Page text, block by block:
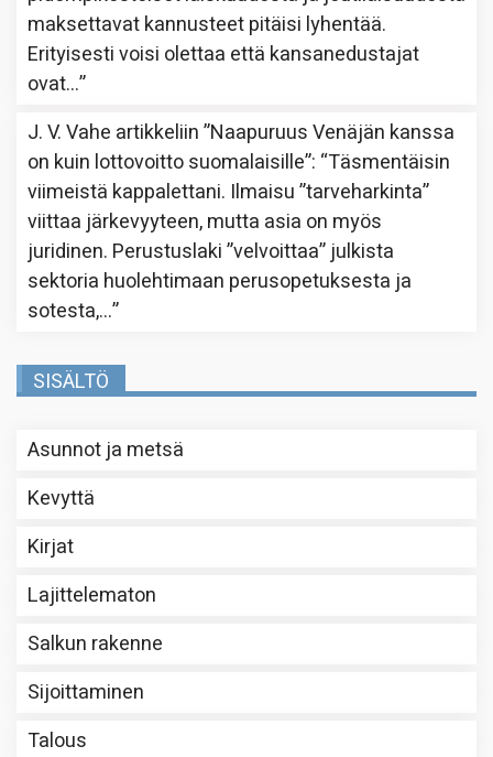
maksettavat kannusteet pitäisi lyhentää.
Erityisesti voisi olettaa että kansanedustajat
ovat…”
J. V. Vahe artikkeliin”Naapuruus Venäjän kanssa
on kuin lottovoitto suomalaisille”: “Täsmentäisin
viimeistä kappalettani. Ilmaisu ”tarveharkinta”
viittaa järkevyyteen, mutta asia on myös
juridinen. Perustuslaki ”velvoittaa” julkista
sektoria huolehtimaan perusopetuksesta ja
sotesta,…”
SISÄLTÖ
Asunnot ja metsä
Kevyttä
Kirjat
Lajittelematon
Salkun rakenne
Sijoittaminen
Talous